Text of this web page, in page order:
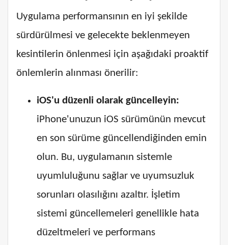
Uygulama performansının en iyi şekilde
sürdürülmesi ve gelecekte beklenmeyen
kesintilerin önlenmesi için aşağıdaki proaktif
önlemlerin alınması önerilir:
iOS'u düzenli olarak güncelleyin:
iPhone'unuzun iOS sürümünün mevcut
en son sürüme güncellendiğinden emin
olun. Bu, uygulamanın sistemle
uyumluluğunu sağlar ve uyumsuzluk
sorunları olasılığını azaltır. İşletim
sistemi güncellemeleri genellikle hata
düzeltmeleri ve performans